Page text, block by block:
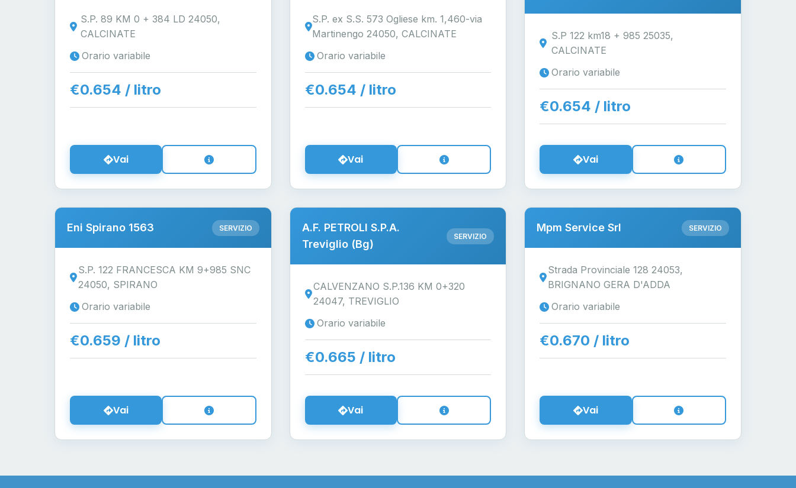
S.P. 89 KM 0 + 384 LD 24050,
CALCINATE
Orario variabile
€0.654 / litro
Vai
S.P. ex S.S. 573 Ogliese km. 1,460-via
Martinengo 24050, CALCINATE
Orario variabile
€0.654 / litro
Vai
S.P 122 km18 + 985 25035,
CALCINATE
Orario variabile
€0.654 / litro
Vai
Eni Spirano 1563 SERVIZIO
S.P. 122 FRANCESCA KM 9+985 SNC
24050, SPIRANO
Orario variabile
€0.659 / litro
Vai
A.F. PETROLI S.P.A.
Treviglio (Bg)
SERVIZIO
CALVENZANO S.P.136 KM 0+320
24047, TREVIGLIO
Orario variabile
€0.665 / litro
Vai
Mpm Service Srl SERVIZIO
Strada Provinciale 128 24053,
BRIGNANO GERA D'ADDA
Orario variabile
€0.670 / litro
Vai